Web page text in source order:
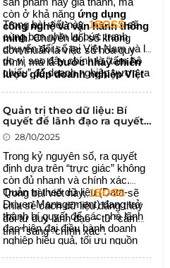
sản phẩm hay giá thành, mà
còn ở khả năng ứng dụng
công nghệ và vận hành thông
minh. Chuyển đổi số không
đơn thuần là việc số hóa quy
trình, mà làbước nhảy chiến
lược giúp doanh nghiệp Việt
trường quốc tế.
Trong bài viết này,1BOSSsẽ
cùng bạn nhìn lại bức tranh
chuyển đổi số tại Việt Nam và lý
do vì sao đây chính là “tấm hộ
chiếu” để doanh nghiệp vươn ra
Quản trị theo dữ liệu: Bí
quyết để lãnh đạo ra quyết
định thông minh hơn
28/10/2025
Trong kỷ nguyên số, ra quyết
định dựa trên “trực giác” không
còn đủ nhanh và chính xác.
Quản trị theo dữ liệu (Data-
Driven Management) đang trở
thành bí quyết để các nhà lãnh
đạo hiện đại điều hành doanh
nghiệp hiệu quả, tối ưu nguồn
Trong bài viết này,1BOSSsẽ
chia sẻ cách dữ liệu đang thay
đổi tư duy lãnh đạo – từ “cảm
tính” sang “chính xác”.